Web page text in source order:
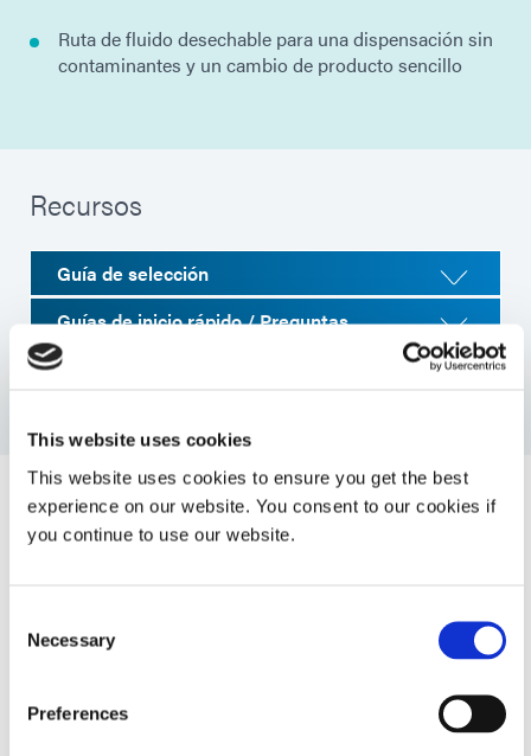
This website uses cookies
This website uses cookies to ensure you get the best
experience on our website. You consent to our cookies if
you continue to use our website.
Selection
Necessary
Preferences
Ruta de fluido desechable para una dispensación sin
contaminantes y un cambio de producto sencillo
Recursos
Guía de selección
Guías de inicio rápido / Preguntas
frecuentes
Especificaciones del sistema